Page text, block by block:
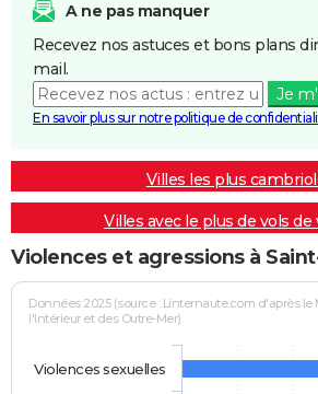
A ne pas manquer
Recevez nos astuces et bons plans
mail.
Je
En savoir plus sur notre politique de
Villes les plus
Villes avec le plus de vols de
Violences et agressions à
Données 2025 (source : Linternaute.com d'après le
l'Intérieur et des Outre-Mer)
Violences sexuelles